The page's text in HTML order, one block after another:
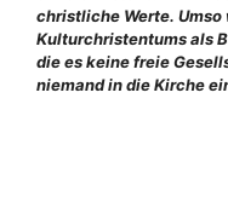
christliche Werte.
Kulturchristentums als
die es keine freie
niemand in die Kirche